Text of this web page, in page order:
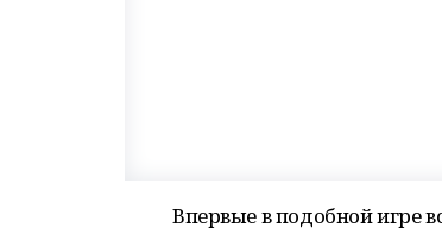
Впервые в подобной игре